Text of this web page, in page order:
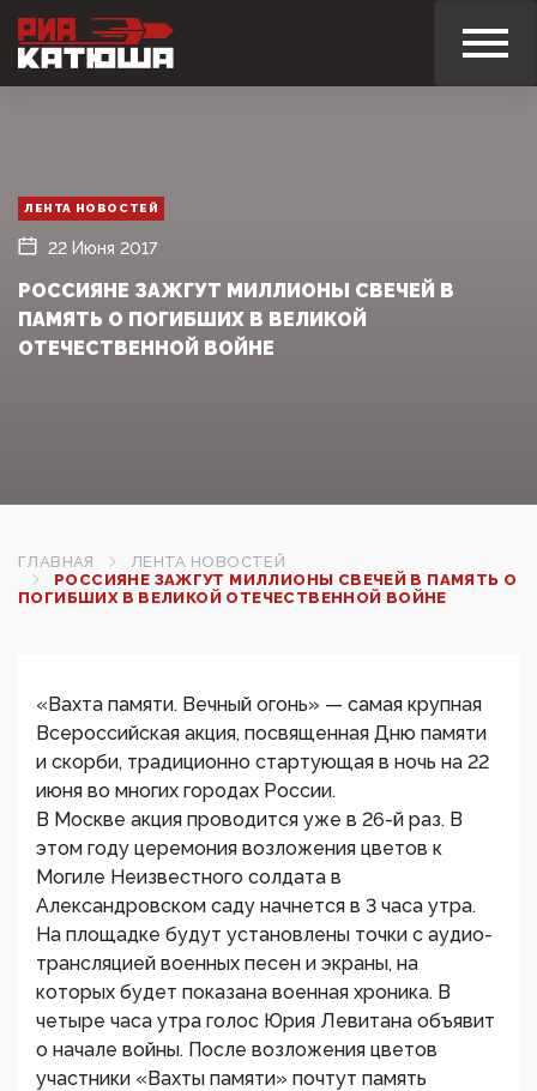
ЛЕНТА НОВОСТЕЙ
22 Июня 2017
РОССИЯНЕ ЗАЖГУТ МИЛЛИОНЫ СВЕЧЕЙ В
ПАМЯТЬ О ПОГИБШИХ В ВЕЛИКОЙ
ОТЕЧЕСТВЕННОЙ ВОЙНЕ
ГЛАВНАЯ
ЛЕНТА НОВОСТЕЙ
РОССИЯНЕ ЗАЖГУТ МИЛЛИОНЫ СВЕЧЕЙ В ПАМЯТЬ О
ПОГИБШИХ В ВЕЛИКОЙ ОТЕЧЕСТВЕННОЙ ВОЙНЕ
«Вахта памяти. Вечный огонь» — самая крупная
Всероссийская акция, посвященная Дню памяти
и скорби, традиционно стартующая в ночь на 22
июня во многих городах России.
В Москве акция проводится уже в 26-й раз. В
этом году церемония возложения цветов к
Могиле Неизвестного солдата в
Александровском саду начнется в 3 часа утра.
На площадке будут установлены точки с аудио-
трансляцией военных песен и экраны, на
которых будет показана военная хроника. В
четыре часа утра голос Юрия Левитана объявит
о начале войны. После возложения цветов
участники «Вахты памяти» почтут память